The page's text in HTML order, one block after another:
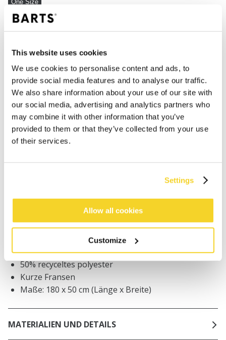
This website uses cookies
We use cookies to personalise content and ads, to
provide social media features and to analyse our traffic.
We also share information about your use of our site with
our social media, advertising and analytics partners who
may combine it with other information that you’ve
provided to them or that they’ve collected from your use
of their services.
Settings
Allow all cookies
Customize
One Size
IN DEN WARENKORB
Bestellungen, die vor 12 Uhr MEZ (Montag bis
Freitag) bei uns eingehen, werden noch am selben
Kostenlose Lieferung für Bestellungen über 50€
BESCHREIBUNG
Gewebter Schal für Herren
50% recyceltes polyester
Kurze Fransen
Maße: 180 x 50 cm (Länge x Breite)
MATERIALIEN UND DETAILS